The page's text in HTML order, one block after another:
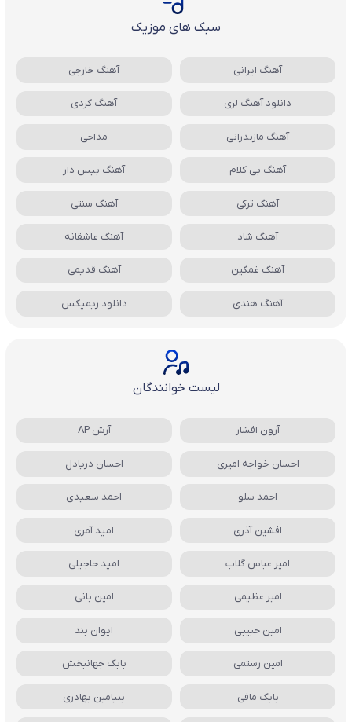
سبک های موزیک
آهنگ ایرانی آهنگ خارجی
دانلود آهنگ لری آهنگ کردی
آهنگ مازندرانی مداحی
آهنگ بی کلام آهنگ بیس دار
آهنگ ترکی آهنگ سنتی
آهنگ شاد آهنگ عاشقانه
آهنگ غمگین آهنگ قدیمی
آهنگ هندی دانلود ریمیکس
لیست خوانندگان
آرون افشار آرش AP
احسان خواجه امیری احسان دریادل
احمد سلو احمد سعیدی
افشین آذری امید آمری
امیر عباس گلاب امید حاجیلی
امیر عظیمی امین بانی
امین حبیبی ایوان بند
امین رستمی بابک جهانبخش
بابک مافی بنیامین بهادری